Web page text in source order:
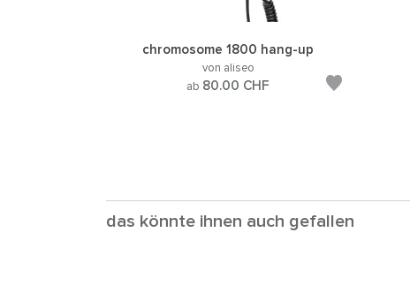
chromosome 1800 hang-up
von aliseo
ab 80.00 CHF
das könnte ihnen auch gefallen